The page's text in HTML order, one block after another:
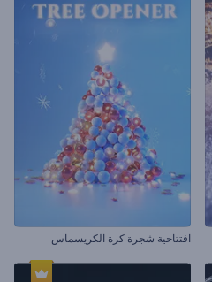
افتتاحية شجرة كرة الكريسماس